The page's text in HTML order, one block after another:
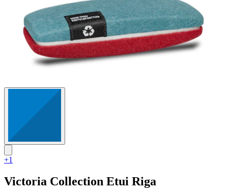
+1
Victoria Collection Etui Riga